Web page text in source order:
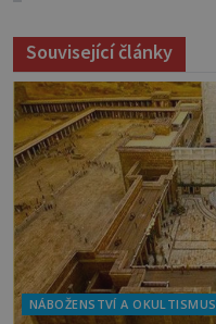
Související články
NÁBOŽENSTVÍ A OKULTISMUS